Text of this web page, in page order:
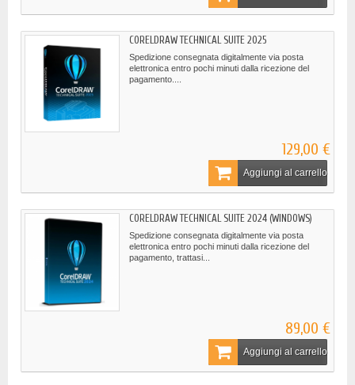
CORELDRAW TECHNICAL SUITE 2025
Spedizione consegnata digitalmente via posta
elettronica entro pochi minuti dalla ricezione del
pagamento....
129,00 €
Aggiungi al carrello
CORELDRAW TECHNICAL SUITE 2024 (WINDOWS)
Spedizione consegnata digitalmente via posta
elettronica entro pochi minuti dalla ricezione del
pagamento, trattasi...
89,00 €
Aggiungi al carrello